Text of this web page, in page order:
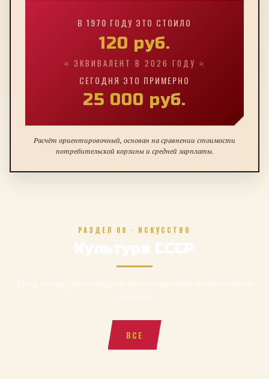
В 1970 ГОДУ ЭТО СТОИЛО
120 руб.
≈ ЭКВИВАЛЕНТ В 2026 ГОДУ ≈
СЕГОДНЯ ЭТО ПРИМЕРНО
25 000 руб.
Расчёт ориентировочный, основан на сравнении стоимости
потребительской корзины и средней зарплаты.
РАЗДЕЛ 08 · ИСКУССТВО
Культура СССР
ВСЕ